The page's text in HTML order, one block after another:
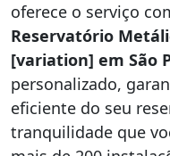
oferece o serviço
Reservatório
[variation] em São
personalizado,
eficiente do seu
tranquilidade que